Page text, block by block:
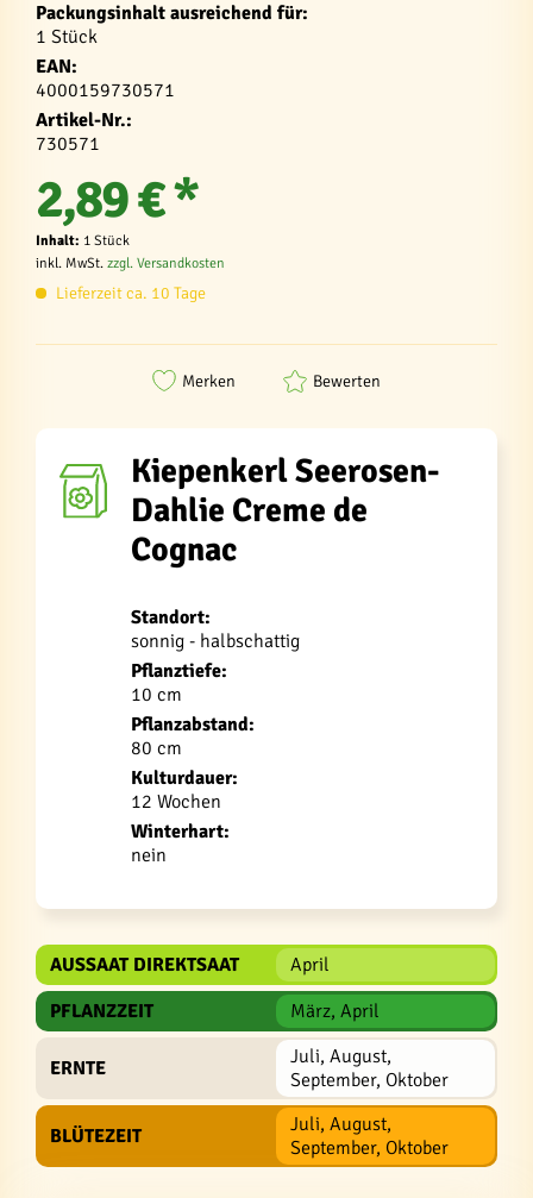
Packungsinhalt ausreichend für:
1 Stück
EAN:
4000159730571
Artikel-Nr.:
730571
2,89 € *
Inhalt: 1 Stück
inkl. MwSt. zzgl. Versandkosten
Lieferzeit ca. 10 Tage
Merken Bewerten
Kiepenkerl Seerosen-
Dahlie Creme de
Cognac
Standort:
sonnig - halbschattig
Pflanztiefe:
10 cm
Pflanzabstand:
80 cm
Kulturdauer:
12 Wochen
Winterhart:
nein
AUSSAAT DIREKTSAAT
April
PFLANZZEIT
März, April
ERNTE
Juli, August,
September, Oktober
BLÜTEZEIT
Juli, August,
September, Oktober